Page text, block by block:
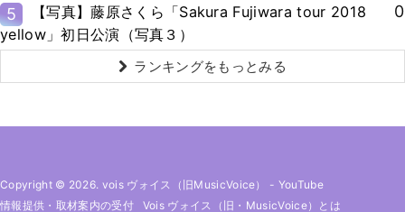
5
【写真】藤原さくら「Sakura Fujiwara tour 2018
yellow」初日公演（写真３）
0
ランキングをもっとみる
Copyright © 2026. vois ヴォイス（旧MusicVoice） - YouTube
情報提供・取材案内の受付
Vois ヴォイス（旧・MusicVoice）とは